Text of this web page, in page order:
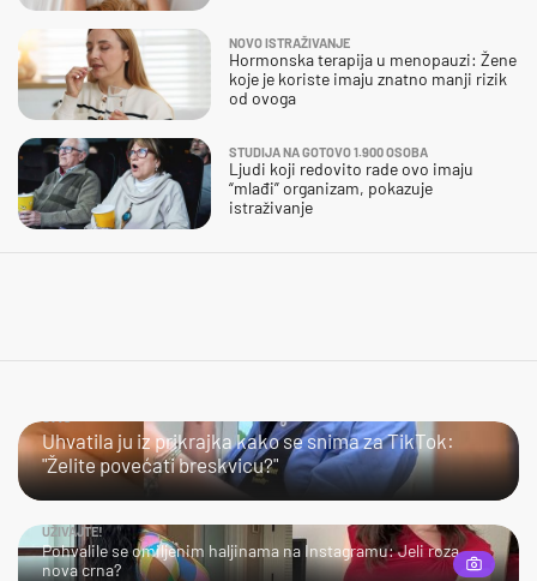
NOVO ISTRAŽIVANJE
Hormonska terapija u menopauzi: Žene
koje je koriste imaju znatno manji rizik
od ovoga
STUDIJA NA GOTOVO 1.900 OSOBA
Ljudi koji redovito rade ovo imaju
“mlađi” organizam, pokazuje
istraživanje
Uhvatila ju iz prikrajka kako se snima za TikTok:
"Želite povećati breskvicu?"
UŽIVAJTE!
Pohvalile se omiljenim haljinama na Instagramu: Jeli roza
nova crna?